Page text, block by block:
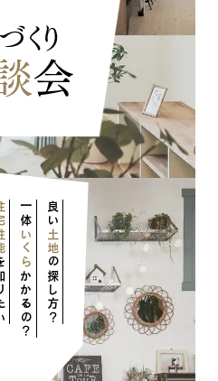
くり
会
能
い
一体
いくら
かかるの？
良い
土地
の探し方？